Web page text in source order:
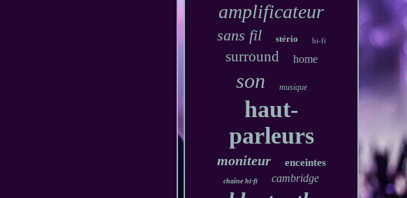
amplificateur
sans fil stério hi-fi
surround home
son musique
haut-
parleurs
moniteur enceintes
chaîne hi-fi cambridge